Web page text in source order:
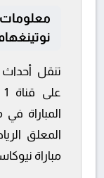
معلومات
نوتينغهام
تنقل أحداث
المباراة
المعلق
مباراة